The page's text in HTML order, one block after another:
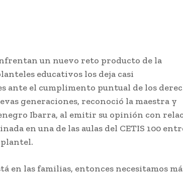
un nuevo reto producto de la
educativos los deja casi
ante el cumplimento puntual de los
generaciones, reconoció la maestra y
Ibarra, al emitir su opinión con
en una de las aulas del CETIS 100
en las familias, entonces necesitamos